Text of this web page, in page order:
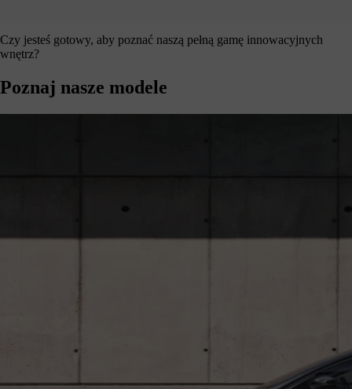
Czy jesteś gotowy, aby poznać naszą pełną gamę innowacyjnych
wnętrz?
Poznaj nasze modele